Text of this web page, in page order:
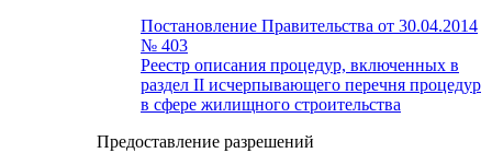
Постановление Правительства от 30.04.2014
№ 403
Реестр описания процедур, включенных в
раздел II исчерпывающего перечня процедур
в сфере жилищного строительства
Предоставление разрешений